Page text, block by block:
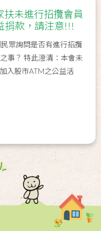
扶未進行招攬會員
捐款，請注意!!!
眾詢問是否有進行招攬
事？ 特此澄清：本會未
入股市ATM之公益活